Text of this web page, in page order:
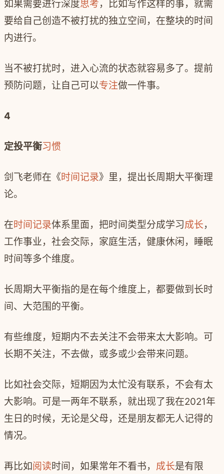
如果需要进行深度思考，比如写作这样的事，就需
要给自己创造不被打扰的独立空间，在整块的时间
内进行。
当不被打扰时，进入心流的状态就容易多了。提前
预防问题，让自己可以专注做一件事。
4
定投平衡习惯
剑飞老师在《时间记录》里，提出长周期大平衡理
论。
在时间记录体系里面，把时间类型分成学习成长，
工作事业，社会交际，家庭生活，健康休闲，睡眠
时间等多个维度。
长周期大平衡指的是在每个维度上，都要做到长时
间、大范围的平衡。
有些维度，短期内不去关注不会带来太大影响。可
长期不关注，不去做，或多或少会带来问题。
比如社会交际，短期因为太忙没有联系，不会有太
大影响。可是一两年不联系，就出现了我在2021年
生日的时候，无论是父母，还是朋友都无人记得的
情况。
再比如阅读时间，如果常年不看书， 成长是有限